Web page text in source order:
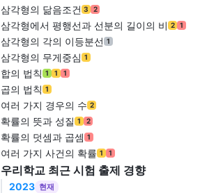
삼각형의 닮음조건 3 2
삼각형에서 평행선과 선분의 길이의 비 2 1
삼각형의 각의 이등분선 1
삼각형의 무게중심 1
합의 법칙 1 1 1
곱의 법칙 1
여러 가지 경우의 수 2
확률의 뜻과 성질 1 2
확률의 덧셈과 곱셈 1
여러 가지 사건의 확률 1 1
우리학교 최근 시험 출제 경향
2023 현재